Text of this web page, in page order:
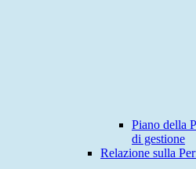
Piano della
di gestione
Relazione sulla